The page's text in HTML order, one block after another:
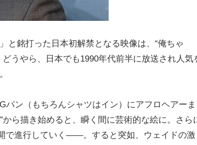
と銘打った日本初解禁となる映像は、“俺ちゃ
うやら、日本でも1990年代前半に放送され人気
ン（もちろんシャツはイン）にアフロヘアーま
から描き始めると、瞬く間に芸術的な絵に。さら
で進行していく――。すると突如、ウェイドの激